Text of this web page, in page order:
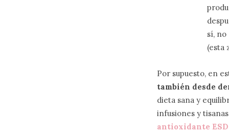
sí,
(esta
Por supuesto, en
también desde
dieta sana y
infusiones y
antioxidante